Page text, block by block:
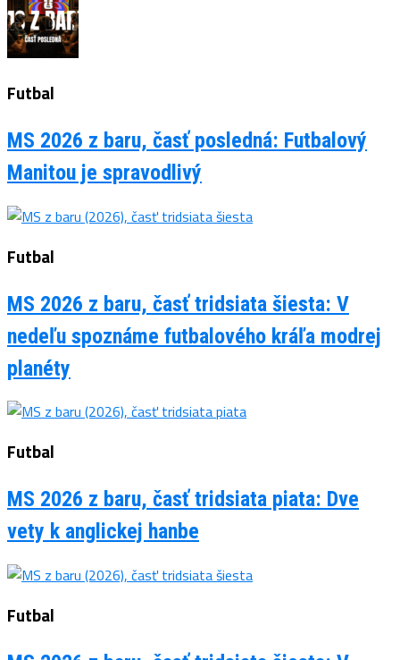
Futbal
MS 2026 z baru, časť posledná: Futbalový
Manitou je spravodlivý
Futbal
MS 2026 z baru, časť tridsiata šiesta: V
nedeľu spoznáme futbalového kráľa modrej
planéty
Futbal
MS 2026 z baru, časť tridsiata piata: Dve
vety k anglickej hanbe
Futbal